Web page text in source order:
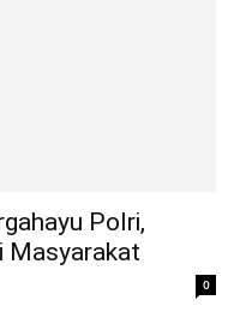
Polri,
Masyarakat
0